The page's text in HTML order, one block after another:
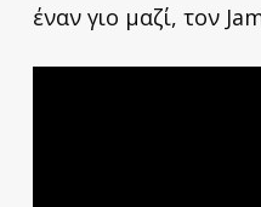
έναν γιο μαζί, τον